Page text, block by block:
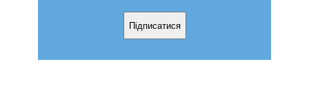
Підписатися